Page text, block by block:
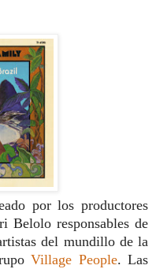
por los productores
Belolo responsables de
del mundillo de la
Village People. Las